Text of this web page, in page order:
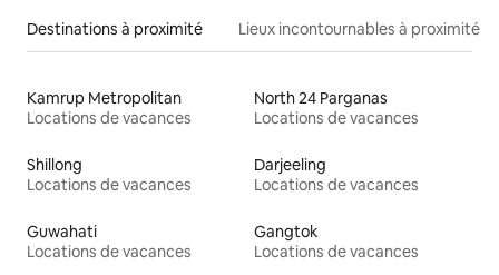
Destinations à proximité Lieux incontournables à proximité
Kamrup Metropolitan
Locations de vacances
North 24 Parganas
Locations de vacances
Shillong
Locations de vacances
Darjeeling
Locations de vacances
Guwahati
Locations de vacances
Gangtok
Locations de vacances